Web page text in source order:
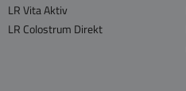
LR Vita Aktiv
LR Colostrum Direkt